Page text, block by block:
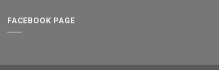
FACEBOOK PAGE